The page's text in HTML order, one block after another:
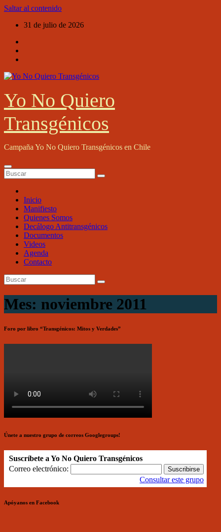
Saltar al contenido
31 de julio de 2026
Yo No Quiero
Transgénicos
Campaña Yo No Quiero Transgénicos en Chile
Inicio
Manifiesto
Quienes Somos
Decálogo Antitransgénicos
Documentos
Videos
Agenda
Contacto
Mes: noviembre 2011
Foro por libro “Transgénicos: Mitos y Verdades”
Únete a nuestro grupo de correos Googlegroups!
Suscríbete a Yo No Quiero Transgénicos
Correo electrónico:
Consultar este grupo
Apóyanos en Facebook